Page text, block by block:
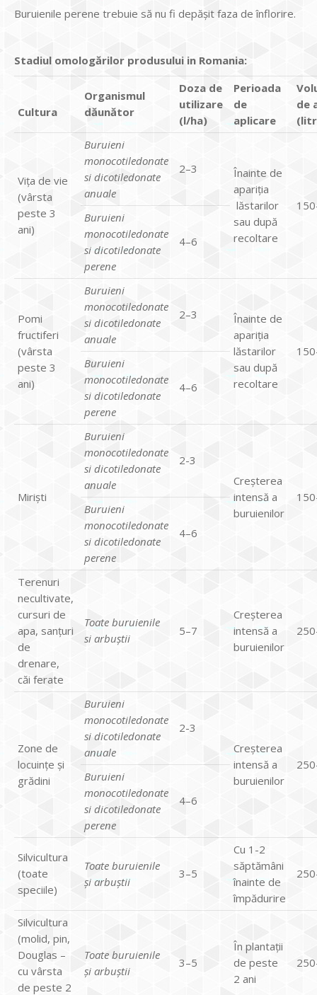
Buruienile perene trebuie să nu fi depășit faza de înflorire.
Stadiul omologărilor produsului in Romania:
Cultura
Organismul
dăunător
Doza de
utilizare
(l/ha)
Perioada
de
aplicare
de
Vița de vie
(vârsta
peste 3
ani)
Buruieni
monocotiledonate
si dicotiledonate
anuale
2–3
Înainte de
apariția
lăstarilor
sau după
recoltare
Buruieni
monocotiledonate
si dicotiledonate
perene
4–6
Pomi
fructiferi
(vârsta
peste 3
ani)
Buruieni
monocotiledonate
si dicotiledonate
anuale
2–3
Înainte de
apariția
lăstarilor
sau după
recoltare
Buruieni
monocotiledonate
si dicotiledonate
perene
4–6
Miriști
Buruieni
monocotiledonate
si dicotiledonate
anuale
2-3
Creșterea
intensă a
buruienilor
Buruieni
monocotiledonate
si dicotiledonate
perene
4–6
Terenuri
necultivate,
cursuri de
apa, sanțuri
de
drenare,
căi ferate
Toate buruienile
si arbuștii
5–7
Creșterea
intensă a
buruienilor
Zone de
locuințe și
grădini
Buruieni
monocotiledonate
si dicotiledonate
anuale
2-3
Creșterea
intensă a
buruienilor
Buruieni
monocotiledonate
si dicotiledonate
perene
4–6
Silvicultura
(toate
speciile)
Toate buruienile
și arbuștii
3–5
Cu 1-2
săptămâni
înainte de
împădurire
Silvicultura
(molid, pin,
Douglas –
cu vârsta
de peste 2
Toate buruienile
și arbuștii
3–5
În plantații
de peste
2 ani